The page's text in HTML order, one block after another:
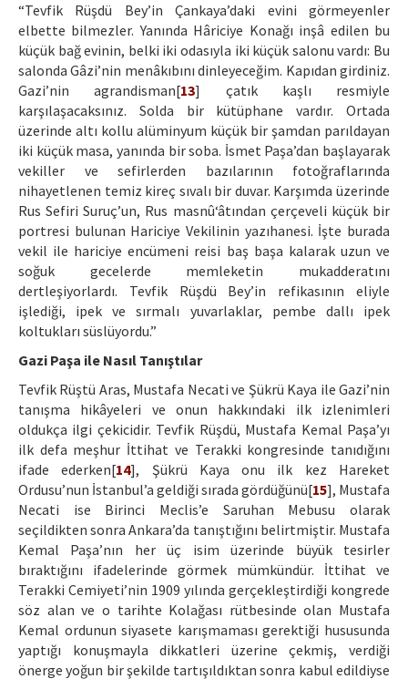
“Tevfik Rüşdü Bey’in Çankaya’daki evini görmeyenler
elbette bilmezler. Yanında Hâriciye Konağı inşâ edilen bu
küçük bağ evinin, belki iki odasıyla iki küçük salonu vardı: Bu
salonda Gâzi’nin menâkıbını dinleyeceğim. Kapıdan girdiniz.
Gazi’nin agrandisman[13] çatık kaşlı resmiyle
karşılaşacaksınız. Solda bir kütüphane vardır. Ortada
üzerinde altı kollu alüminyum küçük bir şamdan parıldayan
iki küçük masa, yanında bir soba. İsmet Paşa’dan başlayarak
vekiller ve sefirlerden bazılarının fotoğraflarında
nihayetlenen temiz kireç sıvalı bir duvar. Karşımda üzerinde
Rus Sefiri Suruç’un, Rus masnû‘âtından çerçeveli küçük bir
portresi bulunan Hariciye Vekilinin yazıhanesi. İşte burada
vekil ile hariciye encümeni reisi baş başa kalarak uzun ve
soğuk gecelerde memleketin mukadderatını
dertleşiyorlardı. Tevfik Rüşdü Bey’in refikasının eliyle
işlediği, ipek ve sırmalı yuvarlaklar, pembe dallı ipek
koltukları süslüyordu.”
Gazi Paşa ile Nasıl Tanıştılar
Tevfik Rüştü Aras, Mustafa Necati ve Şükrü Kaya ile Gazi’nin
tanışma hikâyeleri ve onun hakkındaki ilk izlenimleri
oldukça ilgi çekicidir. Tevfik Rüşdü, Mustafa Kemal Paşa’yı
ilk defa meşhur İttihat ve Terakki kongresinde tanıdığını
ifade ederken[14], Şükrü Kaya onu ilk kez Hareket
Ordusu’nun İstanbul’a geldiği sırada gördüğünü[15], Mustafa
Necati ise Birinci Meclis’e Saruhan Mebusu olarak
seçildikten sonra Ankara’da tanıştığını belirtmiştir. Mustafa
Kemal Paşa’nın her üç isim üzerinde büyük tesirler
bıraktığını ifadelerinde görmek mümkündür. İttihat ve
Terakki Cemiyeti’nin 1909 yılında gerçekleştirdiği kongrede
söz alan ve o tarihte Kolağası rütbesinde olan Mustafa
Kemal ordunun siyasete karışmaması gerektiği hususunda
yaptığı konuşmayla dikkatleri üzerine çekmiş, verdiği
önerge yoğun bir şekilde tartışıldıktan sonra kabul edildiyse